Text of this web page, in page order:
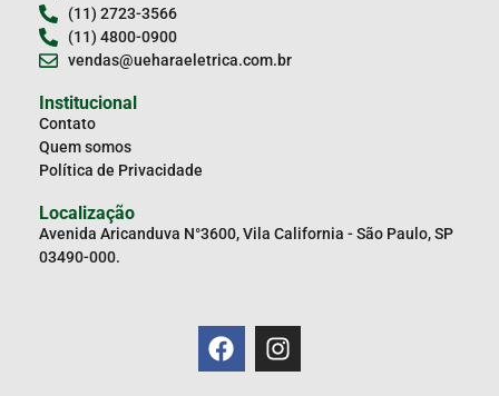
(11) 2723-3566
(11) 4800-0900
vendas@ueharaeletrica.com.br
Institucional
Contato
Quem somos
Política de Privacidade
Localização
Avenida Aricanduva N°3600, Vila California - São Paulo, SP
03490-000.